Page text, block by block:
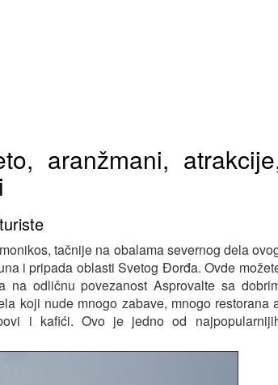
aranžmani,
tačnije na obalama severnog dela
i pripada oblasti Svetog Đorđa. Ovde
odličnu povezanost Asprovalte sa
koji nude mnogo zabave, mnogo restorana
i kafići. Ovo je jedno od